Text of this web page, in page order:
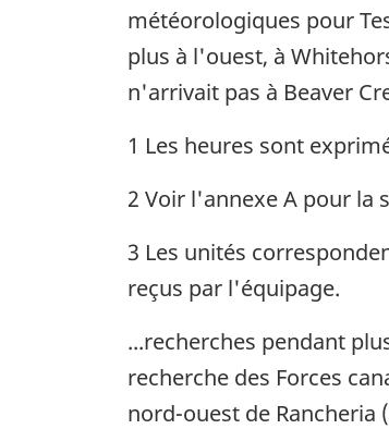
météorologiques pour
plus à l'ouest, à
n'arrivait pas à Beaver
1 Les heures sont
2 Voir l'annexe A pour la
3 Les unités
reçus par l'équipage.
...recherches pendant
recherche des Forces
nord-ouest de Rancheria